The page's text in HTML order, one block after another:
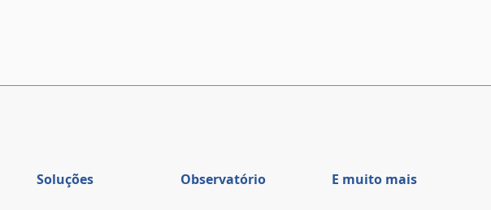
Soluções Observatório E muito mais